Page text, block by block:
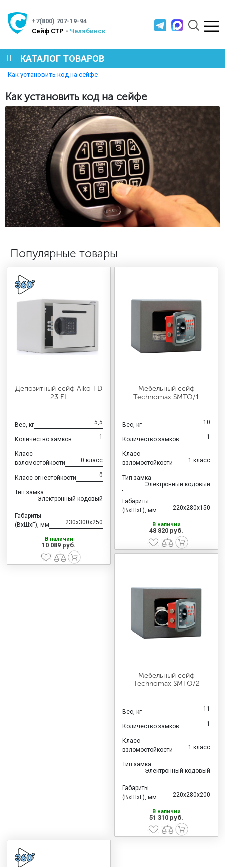
+7(800) 707-19-94
Cейф СТР - Челябинск
КАТАЛОГ ТОВАРОВ
МЕТАЛЛИЧЕСКАЯ МЕБЕЛЬ
МЕТАЛЛИЧЕСКИЕ СТЕЛЛАЖИ
ПРОИЗВОДСТВЕННАЯ МЕБЕЛЬ
МЕДИЦИНСКАЯ МЕБЕЛЬ
ОФИСНАЯ МЕБЕЛЬ
МЕБЕЛЬ ДЛЯ ДОМА
Главная
Полезная информация
Как установить код на сейфе
Как установить код на сейфе
Популярные товары
Депозитный сейф Aiko TD
23 EL
Вес, кг 5,5
Количество замков 1
Класс
взломостойкости
0 класс
Класс огнестойкости 0
Тип замка
Электронный кодовый
Габариты
(ВхШхГ), мм
230x300x250
В наличии
10 089 руб.
Мебельный сейф
Technomax SMTO/1
Вес, кг 10
Количество замков 1
Класс
взломостойкости
1 класс
Тип замка
Электронный кодовый
Габариты
(ВхШхГ), мм
220x280x150
В наличии
48 820 руб.
Мебельный сейф
Technomax SMTO/2
Вес, кг 11
Количество замков 1
Класс
взломостойкости
1 класс
Тип замка
Электронный кодовый
Габариты
(ВхШхГ), мм
220x280x200
В наличии
51 310 руб.